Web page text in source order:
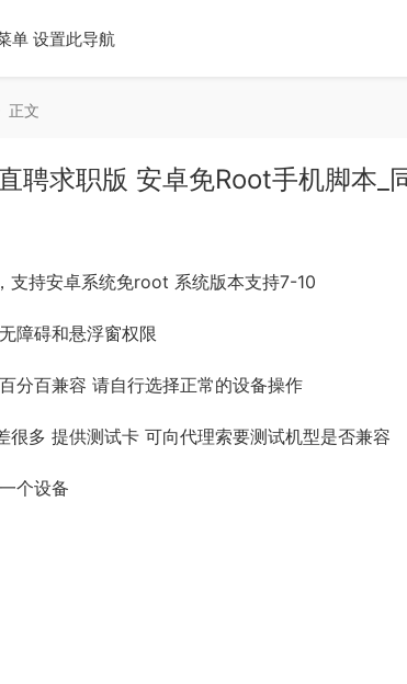
单 设置此导航
正文
聘求职版 安卓免Root手机脚本_
支持安卓系统免root 系统版本支持7-10
障碍和悬浮窗权限
分百兼容 请自行选择正常的设备操作
很多 提供测试卡 可向代理索要测试机型是否兼容
个设备